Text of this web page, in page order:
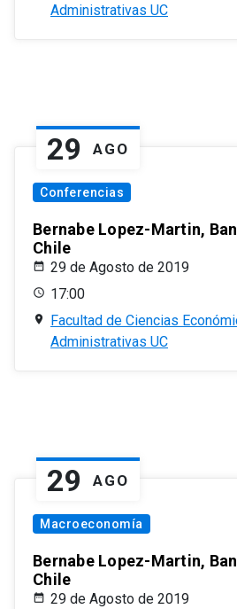
Administrativas UC
29 AGO
Conferencias
Bernabe Lopez-Martin,
Chile
29 de Agosto de 2019
17:00
Facultad de Ciencias
Administrativas UC
29 AGO
Macroeconomía
Bernabe Lopez-Martin,
Chile
29 de Agosto de 2019